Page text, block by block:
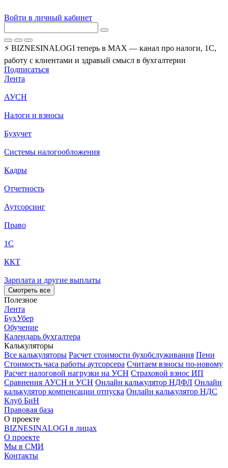
Войти в личный кабинет
⚡ BIZNESINALOGI теперь в MAX — канал про налоги, 1С,
работу с клиентами и здравый смысл в бухгалтерии
Подписаться
Лента
АУСН
Налоги и взносы
Бухучет
Системы налогообложения
Кадры
Отчетность
Аутсорсинг
Право
1С
ККТ
Зарплата и другие выплаты
Смотреть все
Полезное
Лента
БухУбер
Обучение
Календарь бухгалтера
Калькуляторы
Все калькуляторы Расчет стоимости бухобслуживания Пени
Стоимость часа работы аутсорсера Считаем взносы по-новому
Расчет налоговой нагрузки на УСН Страховой взнос ИП
Сравнения АУСН и УСН Онлайн калькулятор НДФЛ Онлайн
калькулятор компенсации отпуска Онлайн калькулятор НДС
Клуб БиН
Правовая база
О проекте
BIZNESINALOGI в лицах
О проекте
Мы в СМИ
Контакты